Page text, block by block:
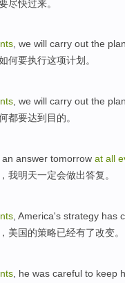
尽快过来。
, we will carry out the plan
何要执行这项计划。
we will carry out the plan
都要达到 目的。
an answer tomorrow at all
我明天一定会做出答复 。
America's strategy has
美国的策略已经有了改变。
he was careful to keep